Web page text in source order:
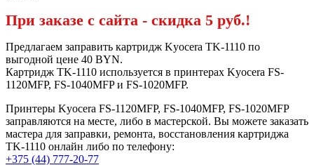
При заказе с сайта - скидка 5 руб.!
Предлагаем заправить картридж Kyocera TK-1110 по
выгодной цене 40 BYN.
Картридж TK-1110 используется в принтерах Kyocera FS-
1120MFP, FS-1040MFP и FS-1020MFP.
Принтеры Kyocera FS-1120MFP, FS-1040MFP, FS-1020MFP
заправляются на месте, либо в мастерской. Вы можете заказать
мастера для заправки, ремонта, восстановления картриджа
TK-1110 онлайн либо по телефону:
+375 (44) 777-20-77